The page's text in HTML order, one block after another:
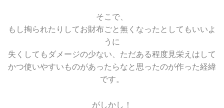
そこで、
もし掏られたりしてお財布ごと無くなったとしてもいいよ
うに
失くしてもダメージの少ない、ただある程度見栄えはして
かつ使いやすいものがあったらなと思ったのが作った経緯
です。
がしかし！